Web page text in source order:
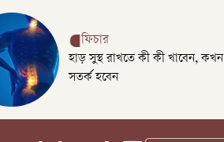
ফিচার
হাড় সুস্থ রাখতে কী কী খাবেন, কখন
সতর্ক হবেন